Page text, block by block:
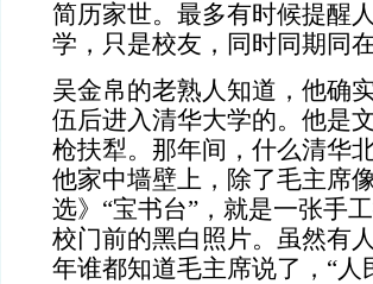
简历家世。最多有时候提醒
学，只是校友，同时同期同
吴金帛的老熟人知道，他确
伍后进入清华大学的。他是
枪扶犁。那年间，什么清华
他家中墙壁上，除了毛主席
选》“宝书台”，就是一张手
校门前的黑白照片。虽然有
年谁都知道毛主席说了，“